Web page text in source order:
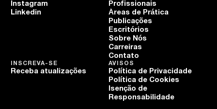
Profissionais
Áreas de Prática
Publicações
Escritórios
Sobre Nós
Carreiras
Contato
Instagram
Linkedin
AVISOS
Política de Privacidade
Política de Cookies
Isenção de
Responsabilidade
INSCREVA-SE
Receba atualizações